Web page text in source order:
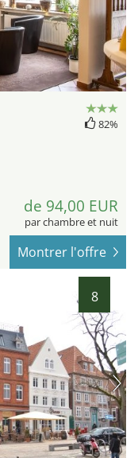
82%
de 94,00 EUR
par chambre et nuit
Montrer l'offre
8